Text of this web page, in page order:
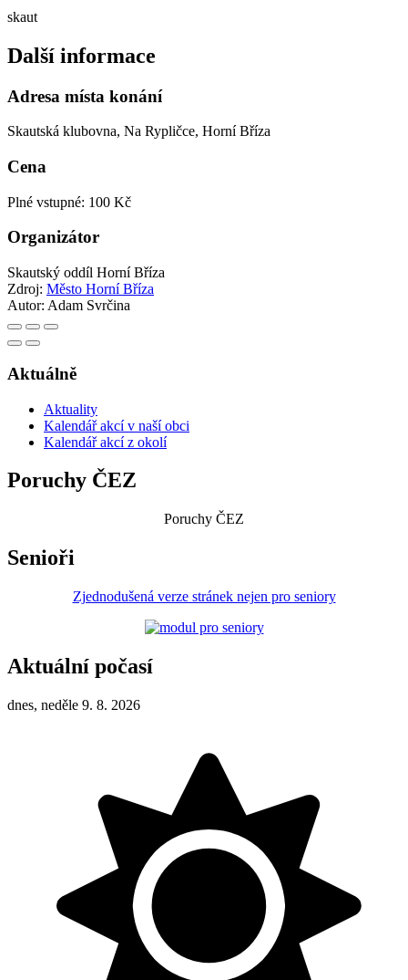
skaut
Další informace
Adresa místa konání
Skautská klubovna, Na Rypličce, Horní Bříza
Cena
Plné vstupné: 100 Kč
Organizátor
Skautský oddíl Horní Bříza
Zdroj: Město Horní Bříza
Autor: Adam Svrčina
Aktuálně
Aktuality
Kalendář akcí v naší obci
Kalendář akcí z okolí
Poruchy ČEZ
Poruchy ČEZ
Senioři
Zjednodušená verze stránek nejen pro seniory
Aktuální počasí
dnes, neděle 9. 8. 2026